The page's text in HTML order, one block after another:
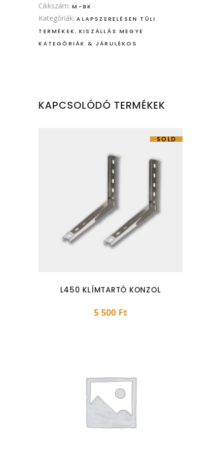
Cikkszám:M-BK
Kategóriák:ALAPSZERELÉSEN TÚLI
TERMÉKEK,KISZÁLLÁS MEGYE
KATEGÓRIÁK & JÁRULÉKOS
KAPCSOLÓDÓ TERMÉKEK
SOLD
L450 KLÍMTARTÓ KONZOL
5 500 Ft